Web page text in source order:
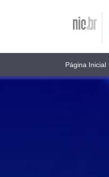
Nic.br
Página Inicial